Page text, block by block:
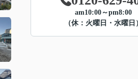
am10:00～pm8:00
（休：火曜日・水曜日